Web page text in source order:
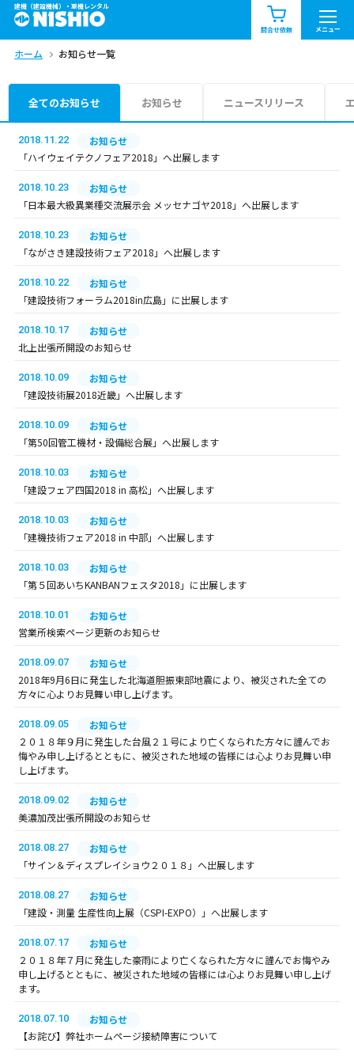
建機（建設機械）・重機レンタル
問合せ依頼 メニュー
商品一覧 お知らせ一覧
問合せ依頼リスト
エリア情報を見る
ホーム お知らせ一覧
全てのお知らせ お知らせ ニュースリリース
2018.11.22
お知らせ
「ハイウェイテクノフェア2018」へ出展します
2018.10.23
お知らせ
「日本最大級異業種交流展示会 メッセナゴヤ2018」へ出展します
2018.10.23
お知らせ
「ながさき建設技術フェア2018」へ出展します
2018.10.22
お知らせ
「建設技術フォーラム2018in広島」に出展します
2018.10.17
お知らせ
北上出張所開設のお知らせ
2018.10.09
お知らせ
「建設技術展2018近畿」へ出展します
2018.10.09
お知らせ
「第50回管工機材・設備総合展」へ出展します
2018.10.03
お知らせ
「建設フェア四国2018 in 高松」へ出展します
2018.10.03
お知らせ
「建機技術フェア2018 in 中部」へ出展します
2018.10.03
お知らせ
「第５回あいちKANBANフェスタ2018」に出展します
2018.10.01
お知らせ
営業所検索ページ更新のお知らせ
2018.09.07
お知らせ
2018年9月6日に発生した北海道胆振東部地震により、被災された全ての
方々に心よりお見舞い申し上げます。
2018.09.05
お知らせ
２０１８年９月に発生した台風２１号により亡くなられた方々に謹んでお
悔やみ申し上げるとともに、被災された地域の皆様には心よりお見舞い申
し上げます。
2018.09.02
お知らせ
美濃加茂出張所開設のお知らせ
2018.08.27
お知らせ
「サイン＆ディスプレイショウ２０１８」へ出展します
2018.08.27
お知らせ
「建設・測量 生産性向上展（CSPI-EXPO）」へ出展します
2018.07.17
お知らせ
２０１８年７月に発生した豪雨により亡くなられた方々に謹んでお悔やみ
申し上げるとともに、被災された地域の皆様には心よりお見舞い申し上げ
ます。
2018.07.10
お知らせ
【お詫び】弊社ホームページ接続障害について